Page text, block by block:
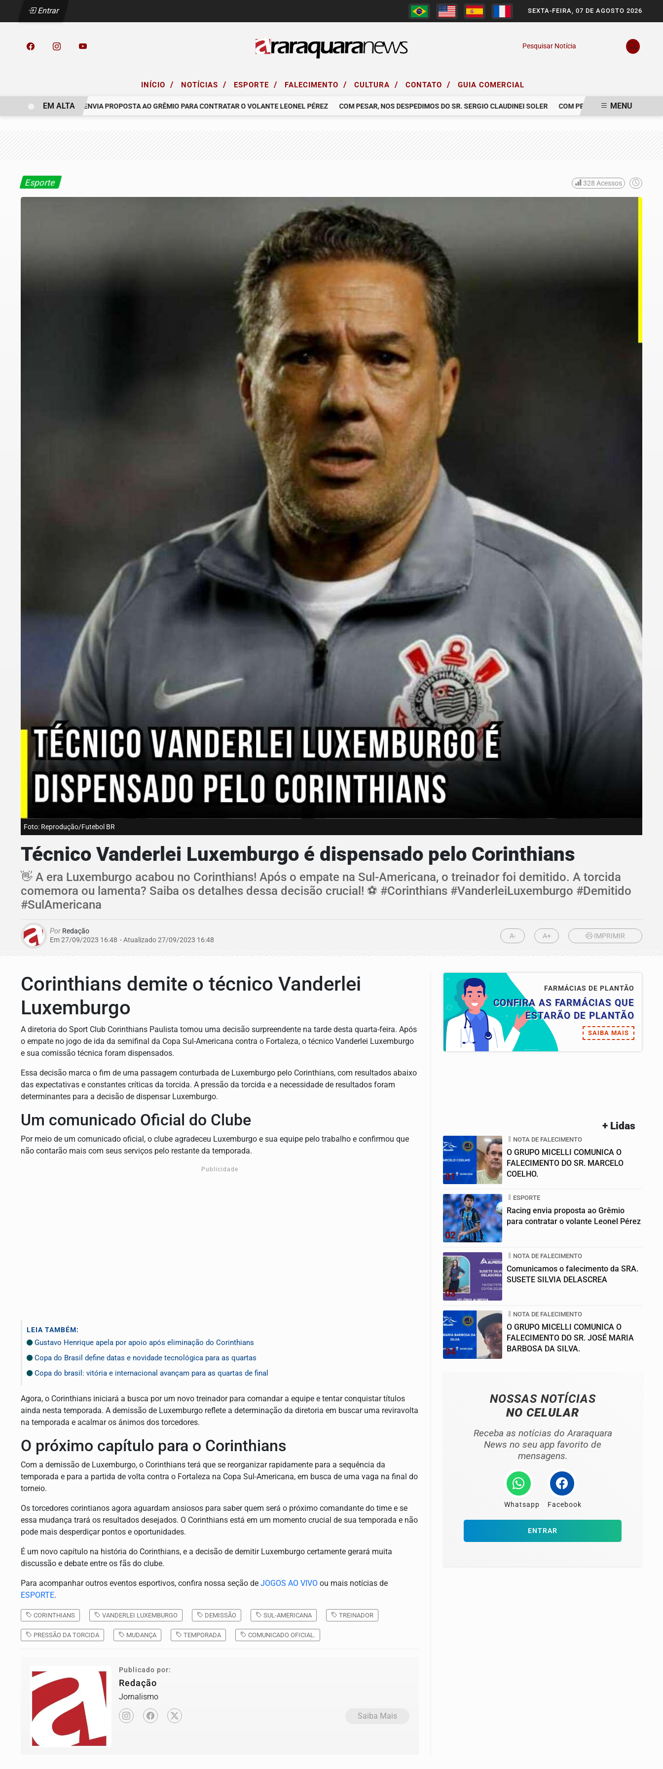
Entrar SEXTA-FEIRA, 07 DE AGOSTO 2026
Pesquisar Notícia
INÍCIO / NOTÍCIAS / ESPORTE / FALECIMENTO / CULTURA / CONTATO / GUIA COMERCIAL
RACING ENVIA PROPOSTA AO GRÊMIO PARA CONTRATAR O VOLANTE LEONEL PÉREZ COM PESAR, NOS DESPEDIMOS DO SR. SERGIO CLAUDINEI SOLER COM PESAR, NOS DESPEDIMOS DE
EM ALTA MENU
Esporte 328 Acessos
Foto: Reprodução/Futebol BR
Técnico Vanderlei Luxemburgo é dispensado pelo Corinthians
👋 A era Luxemburgo acabou no Corinthians! Após o empate na Sul-Americana, o treinador foi demitido. A torcida
comemora ou lamenta? Saiba os detalhes dessa decisão crucial! ⚽ #Corinthians #VanderleiLuxemburgo #Demitido
#SulAmericana
Por Redação
Em 27/09/2023 16:48 - Atualizado27/09/2023 16:48 A- A+ IMPRIMIR
Corinthians demite o técnico Vanderlei
Luxemburgo
A diretoria do Sport Club Corinthians Paulista tomou uma decisão surpreendente na tarde desta quarta-feira. Após
o empate no jogo de ida da semifinal da Copa Sul-Americana contra o Fortaleza, o técnico Vanderlei Luxemburgo
e sua comissão técnica foram dispensados.
Essa decisão marca o fim de uma passagem conturbada de Luxemburgo pelo Corinthians, com resultados abaixo
das expectativas e constantes críticas da torcida. A pressão da torcida e a necessidade de resultados foram
determinantes para a decisão de dispensar Luxemburgo.
Um comunicado Oficial do Clube
Por meio de um comunicado oficial, o clube agradeceu Luxemburgo e sua equipe pelo trabalho e confirmou que
não contarão mais com seus serviços pelo restante da temporada.
Publicidade
LEIA TAMBÉM:
Gustavo Henrique apela por apoio após eliminação do Corinthians
Copa do Brasil define datas e novidade tecnológica para as quartas
Copa do brasil: vitória e internacional avançam para as quartas de final
Agora, o Corinthians iniciará a busca por um novo treinador para comandar a equipe e tentar conquistar títulos
ainda nesta temporada. A demissão de Luxemburgo reflete a determinação da diretoria em buscar uma reviravolta
na temporada e acalmar os ânimos dos torcedores.
O próximo capítulo para o Corinthians
Com a demissão de Luxemburgo, o Corinthians terá que se reorganizar rapidamente para a sequência da
temporada e para a partida de volta contra o Fortaleza na Copa Sul-Americana, em busca de uma vaga na final do
torneio.
Os torcedores corintianos agora aguardam ansiosos para saber quem será o próximo comandante do time e se
essa mudança trará os resultados desejados. O Corinthians está em um momento crucial de sua temporada e não
pode mais desperdiçar pontos e oportunidades.
É um novo capítulo na história do Corinthians, e a decisão de demitir Luxemburgo certamente gerará muita
discussão e debate entre os fãs do clube.
Para acompanhar outros eventos esportivos, confira nossa seção de JOGOS AO VIVO ou mais notícias de
ESPORTE.
CORINTHIANS VANDERLEI LUXEMBURGO DEMISSÃO SUL-AMERICANA TREINADOR
PRESSÃO DA TORCIDA MUDANÇA TEMPORADA COMUNICADO OFICIAL.
Publicado por:
Redação
Jornalismo
Saiba Mais
FARMÁCIAS DE PLANTÃO
CONFIRA AS FARMÁCIAS QUE
ESTARÃO DE PLANTÃO
SAIBA MAIS
+ Lidas
01
NOTA DE FALECIMENTO
O GRUPO MICELLI COMUNICA O
FALECIMENTO DO SR. MARCELO
COELHO.
02
ESPORTE
Racing envia proposta ao Grêmio
para contratar o volante Leonel Pérez
03
NOTA DE FALECIMENTO
Comunicamos o falecimento da SRA.
SUSETE SILVIA DELASCREA
04
NOTA DE FALECIMENTO
O GRUPO MICELLI COMUNICA O
FALECIMENTO DO SR. JOSÉ MARIA
BARBOSA DA SILVA.
NOSSAS NOTÍCIAS
NO CELULAR
Receba as notícias do Araraquara
News no seu app favorito de
mensagens.
Whatsapp Facebook
ENTRAR